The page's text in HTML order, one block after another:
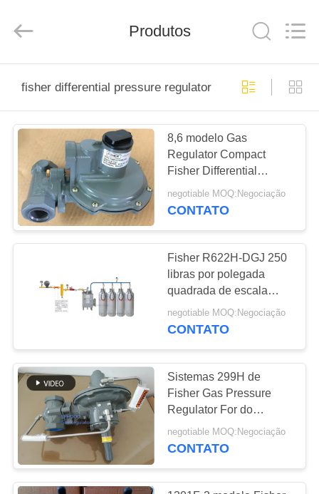
CASA
PRODUTOS
SOBRE
NÓS
FÁBRICA
CONTROLE
DE
QUALIDADE
CONTACTE-
NOS
Equipment
Rights
Produtos
fisher differential pressure regulator
8,6 modelo Gas
Regulator Compact
Fisher Differential
Pressure Regulator de
Fisher HSR da barra
negotiable MOQ:Negociação
CONTATO
Fisher R622H-DGJ 250
libras por polegada
quadrada de escala
opcional da mola do
regulador de pressão
negotiable MOQ:Negociação
CONTATO
Sistemas 299H de
Fisher Gas Pressure
Regulator For do
americano da longa vida
do fogo & de gás
negotiable MOQ:Negociação
CONTATO